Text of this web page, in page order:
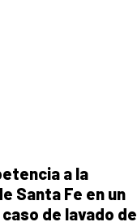
a la
Santa Fe en un
de lavado de